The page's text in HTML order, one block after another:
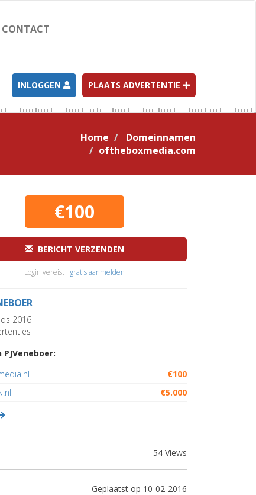
CONTACT
INLOGGEN PLAATS ADVERTENTIE
Home
Domeinnamen
oftheboxmedia.com
€100
BERICHT VERZENDEN
Login vereist · gratis aanmelden
2016
PJVeneboer:
€100
€5.000
54 Views
Geplaatst op 10-02-2016